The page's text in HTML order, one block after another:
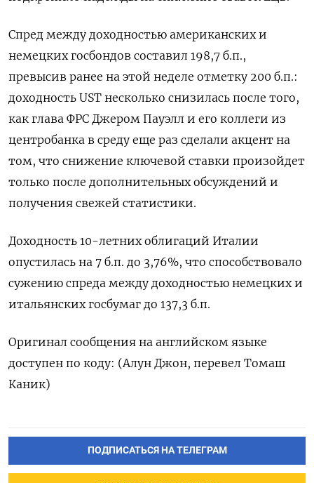
Спред между доходностью американских и
немецких госбондов составил 198,7 б.п.,
превысив ранее на этой неделе отметку 200 б.п.:
доходность UST несколько снизилась после того,
как глава ФРС Джером Пауэлл и его коллеги из
центробанка в среду еще раз сделали акцент на
том, что снижение ключевой ставки произойдет
только после дополнительных обсуждений и
получения свежей статистики.
Доходность 10-летних облигаций Италии
опустилась на 7 б.п. до 3,76%, что способствовало
сужению спреда между доходностью немецких и
итальянских госбумаг до 137,3 б.п.
Оригинал сообщения на английском языке
доступен по коду: (Алун Джон, перевел Томаш
Каник)
ПОДПИСАТЬСЯ НА ТЕЛЕГРАМ